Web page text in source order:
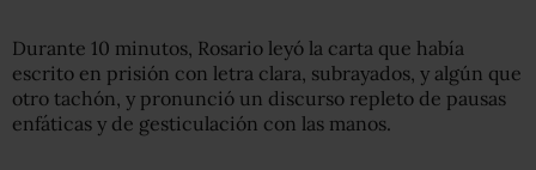
Durante 10 minutos, Rosario leyó la carta que había
escrito en prisión con letra clara, subrayados, y algún que
otro tachón, y pronunció un discurso repleto de pausas
enfáticas y de gesticulación con las manos.